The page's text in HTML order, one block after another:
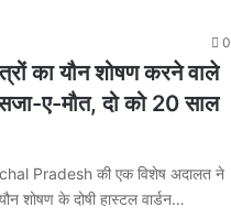
0
का यौन शोषण करने वाले
ए-मौत, दो को 20 साल
Pradesh की एक विशेष अदालत ने
शोषण के दोषी हास्टल वार्डन…